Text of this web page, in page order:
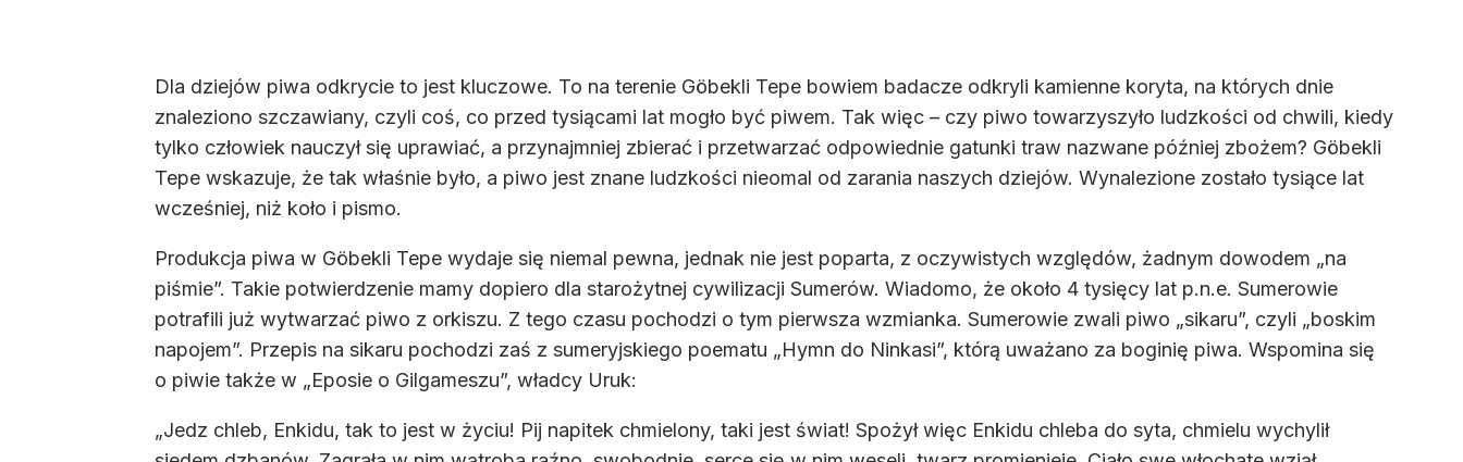
Dla dziejów piwa odkrycie to jest kluczowe. To na terenie Göbekli Tepe bowiem badacze odkryli kamienne koryta, na których dnie
znaleziono szczawiany, czyli coś, co przed tysiącami lat mogło być piwem. Tak więc – czy piwo towarzyszyło ludzkości od chwili, kiedy
tylko człowiek nauczył się uprawiać, a przynajmniej zbierać i przetwarzać odpowiednie gatunki traw nazwane później zbożem? Göbekli
Tepe wskazuje, że tak właśnie było, a piwo jest znane ludzkości nieomal od zarania naszych dziejów. Wynalezione zostało tysiące lat
wcześniej, niż koło i pismo.
Produkcja piwa w Göbekli Tepe wydaje się niemal pewna, jednak nie jest poparta, z oczywistych względów, żadnym dowodem „na
piśmie”. Takie potwierdzenie mamy dopiero dla starożytnej cywilizacji Sumerów. Wiadomo, że około 4 tysięcy lat p.n.e. Sumerowie
potrafili już wytwarzać piwo z orkiszu. Z tego czasu pochodzi o tym pierwsza wzmianka. Sumerowie zwali piwo „sikaru”, czyli „boskim
napojem”. Przepis na sikaru pochodzi zaś z sumeryjskiego poematu „Hymn do Ninkasi”, którą uważano za boginię piwa. Wspomina się
o piwie także w „Eposie o Gilgameszu”, władcy Uruk:
„Jedz chleb, Enkidu, tak to jest w życiu! Pij napitek chmielony, taki jest świat! Spożył więc Enkidu chleba do syta, chmielu wychylił